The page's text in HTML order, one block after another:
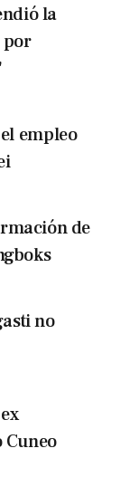
la
por
empleo
de
no